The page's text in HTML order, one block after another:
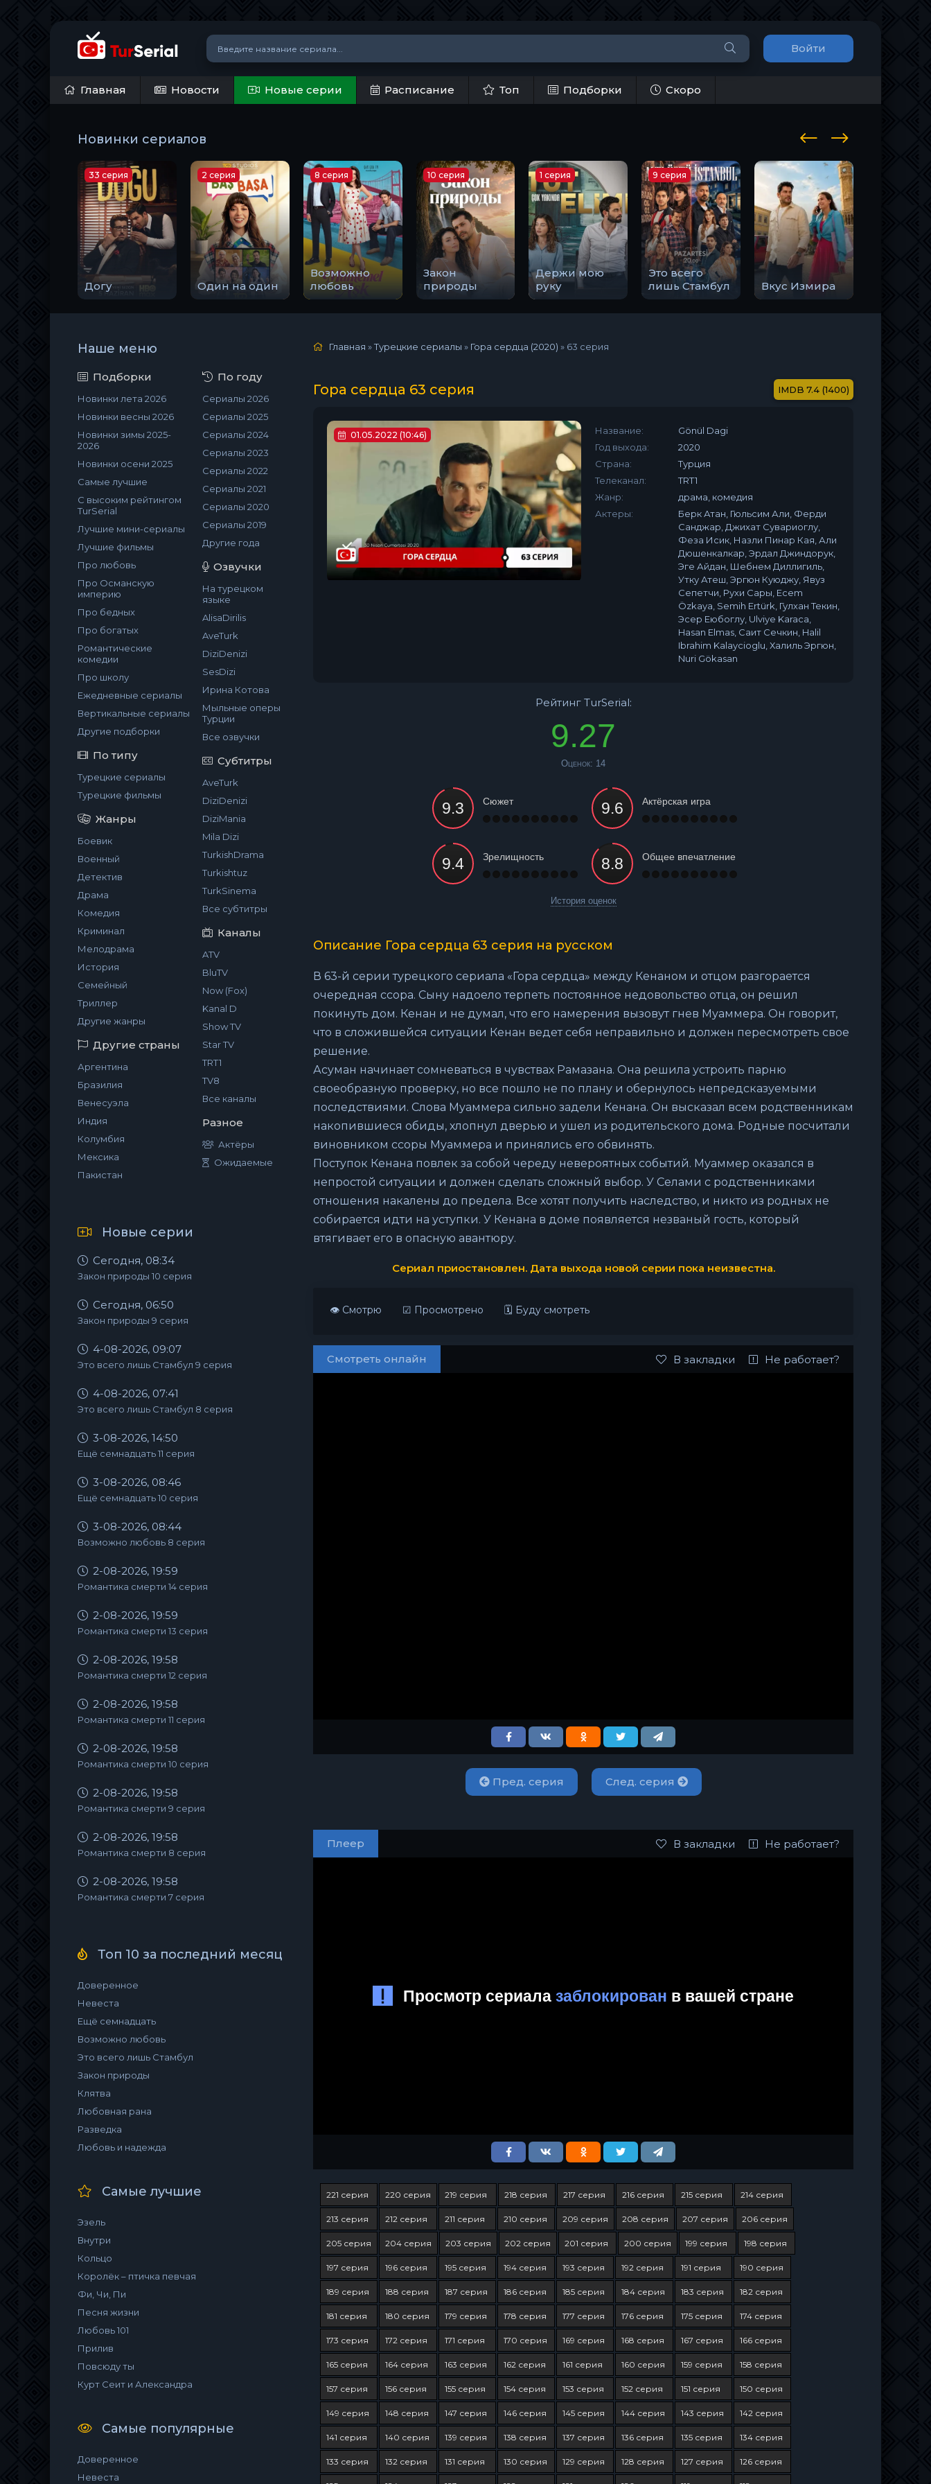
Войти
Главная Новости Новые серии Расписание Топ Подборки Скоро
Новинки сериалов
Догу
33 серия
Один на один
2 серия
Возможно
любовь
8 серия
Закон
природы
10 серия
Держи мою
руку
1 серия
Это всего
лишь Стамбул
9 серия
Вкус Измира
Наше меню
Подборки
Новинки лета 2026
Новинки весны 2026
Новинки зимы 2025-
2026
Новинки осени 2025
Самые лучшие
С высоким рейтингом
TurSerial
Лучшие мини-сериалы
Лучшие фильмы
Про любовь
Про Османскую
империю
Про бедных
Про богатых
Романтические
комедии
Про школу
Ежедневные сериалы
Вертикальные сериалы
Другие подборки
По типу
Турецкие сериалы
Турецкие фильмы
Жанры
Боевик
Военный
Детектив
Драма
Комедия
Криминал
Мелодрама
История
Семейный
Триллер
Другие жанры
Другие страны
Аргентина
Бразилия
Венесуэла
Индия
Колумбия
Мексика
Пакистан
По году
Сериалы 2026
Сериалы 2025
Сериалы 2024
Сериалы 2023
Сериалы 2022
Сериалы 2021
Сериалы 2020
Сериалы 2019
Другие года
Озвучки
На турецком
языке
AlisaDirilis
AveTurk
DiziDenizi
SesDizi
Ирина Котова
Мыльные оперы
Турции
Все озвучки
Субтитры
AveTurk
DiziDenizi
DiziMania
Mila Dizi
TurkishDrama
Turkishtuz
TurkSinema
Все субтитры
Каналы
ATV
BluTV
Now (Fox)
Kanal D
Show TV
Star TV
TRT1
TV8
Все каналы
Разное
Актёры
Ожидаемые
Новые серии
Сегодня, 08:34
Закон природы 10 серия
Сегодня, 06:50
Закон природы 9 серия
4-08-2026, 09:07
Это всего лишь Стамбул 9 серия
4-08-2026, 07:41
Это всего лишь Стамбул 8 серия
3-08-2026, 14:50
Ещё семнадцать 11 серия
3-08-2026, 08:46
Ещё семнадцать 10 серия
3-08-2026, 08:44
Возможно любовь 8 серия
2-08-2026, 19:59
Романтика смерти 14 серия
2-08-2026, 19:59
Романтика смерти 13 серия
2-08-2026, 19:58
Романтика смерти 12 серия
2-08-2026, 19:58
Романтика смерти 11 серия
2-08-2026, 19:58
Романтика смерти 10 серия
2-08-2026, 19:58
Романтика смерти 9 серия
2-08-2026, 19:58
Романтика смерти 8 серия
2-08-2026, 19:58
Романтика смерти 7 серия
Топ 10 за последний месяц
Доверенное
Невеста
Ещё семнадцать
Возможно любовь
Это всего лишь Стамбул
Закон природы
Клятва
Любовная рана
Разведка
Любовь и надежда
Самые лучшие
Эзель
Внутри
Кольцо
Королёк – птичка певчая
Фи, Чи, Пи
Песня жизни
Любовь 101
Прилив
Повсюду ты
Курт Сеит и Александра
Самые популярные
Доверенное
Невеста
Главная »Турецкие сериалы » Гора сердца (2020) » 63 серия
Гора сердца 63 серия 7.4 (1400)
01.05.2022 (10:46) Название:
Gönül Dagi
Год выхода:
2020
Страна:
Турция
Телеканал:
TRT1
Жанр:
драма, комедия
Актеры:
Берк Атан, Гюльсим Али, Ферди
Санджар, Джихат Сувариоглу,
Феза Исик, Назли Пинар Кая, Али
Дюшенкалкар, Эрдал Джиндорук,
Эге Айдан, Шебнем Диллигиль,
Утку Атеш, Эргюн Куюджу, Явуз
Сепетчи, Рухи Сары, Ecem
Özkaya, Semih Ertürk, Гулхан Текин,
Эсер Еюбоглу, Ulviye Karaca,
Hasan Elmas, Саит Сечкин, Halil
Ibrahim Kalaycioglu, Халиль Эргюн,
Nuri Gökasan
Рейтинг TurSerial:
9.27
Оценок: 14
Сюжет Актёрская игра
Зрелищность Общее впечатление
История оценок
Описание Гора сердца 63 серия на русском
В 63-й серии турецкого сериала «Гора сердца» между Кенаном и отцом разгорается
очередная ссора. Сыну надоело терпеть постоянное недовольство отца, он решил
покинуть дом. Кенан и не думал, что его намерения вызовут гнев Муаммера. Он говорит,
что в сложившейся ситуации Кенан ведет себя неправильно и должен пересмотреть свое
решение.
Асуман начинает сомневаться в чувствах Рамазана. Она решила устроить парню
своеобразную проверку, но все пошло не по плану и обернулось непредсказуемыми
последствиями. Слова Муаммера сильно задели Кенана. Он высказал всем родственникам
накопившиеся обиды, хлопнул дверью и ушел из родительского дома. Родные посчитали
виновником ссоры Муаммера и принялись его обвинять.
Поступок Кенана повлек за собой череду невероятных событий. Муаммер оказался в
непростой ситуации и должен сделать сложный выбор. У Селами с родственниками
отношения накалены до предела. Все хотят получить наследство, и никто из родных не
собирается идти на уступки. У Кенана в доме появляется незваный гость, который
втягивает его в опасную авантюру.
Сериал приостановлен. Дата выхода новой серии пока неизвестна.
👁 Смотрю ☑ Просмотрено 🗓 Буду смотреть
Смотреть онлайн В закладки Не работает?
Пред. серия След. серия
Плеер В закладки Не работает?
221 серия 220 серия 219 серия 218 серия 217 серия 216 серия 215 серия 214 серия
213 серия 212 серия 211 серия 210 серия 209 серия 208 серия 207 серия 206 серия
205 серия 204 серия 203 серия 202 серия 201 серия 200 серия 199 серия 198 серия
197 серия 196 серия 195 серия 194 серия 193 серия 192 серия 191 серия 190 серия
189 серия 188 серия 187 серия 186 серия 185 серия 184 серия 183 серия 182 серия
181 серия 180 серия 179 серия 178 серия 177 серия 176 серия 175 серия 174 серия
173 серия 172 серия 171 серия 170 серия 169 серия 168 серия 167 серия 166 серия
165 серия 164 серия 163 серия 162 серия 161 серия 160 серия 159 серия 158 серия
157 серия 156 серия 155 серия 154 серия 153 серия 152 серия 151 серия 150 серия
149 серия 148 серия 147 серия 146 серия 145 серия 144 серия 143 серия 142 серия
141 серия 140 серия 139 серия 138 серия 137 серия 136 серия 135 серия 134 серия
133 серия 132 серия 131 серия 130 серия 129 серия 128 серия 127 серия 126 серия